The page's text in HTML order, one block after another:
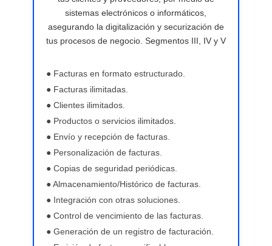
sistemas electrónicos o informáticos,
asegurando la digitalización y securización de
tus procesos de negocio. Segmentos III, IV y V
● Facturas en formato estructurado.
● Facturas ilimitadas.
● Clientes ilimitados.
● Productos o servicios ilimitados.
● Envío y recepción de facturas.
● Personalización de facturas.
● Copias de seguridad periódicas.
● Almacenamiento/Histórico de facturas.
● Integración con otras soluciones.
● Control de vencimiento de las facturas.
● Generación de un registro de facturación.